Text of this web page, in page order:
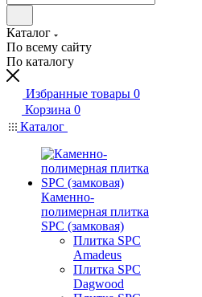
Каталог
По всему сайту
По каталогу
Избранные товары 0
Корзина 0
Каталог
Каменно-
полимерная плитка
SPC (замковая)
Плитка SPC
Amadeus
Плитка SPC
Dagwood